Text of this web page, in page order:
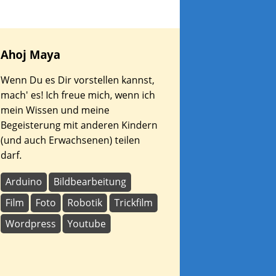
Ahoj Maya
Wenn Du es Dir vorstellen kannst,
mach' es! Ich freue mich, wenn ich
mein Wissen und meine
Begeisterung mit anderen Kindern
(und auch Erwachsenen) teilen
darf.
Arduino
Bildbearbeitung
Film
Foto Robotik
Trickfilm
Wordpress
Youtube